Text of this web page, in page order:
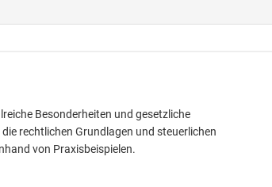
Besonderheiten und gesetzliche
rechtlichen Grundlagen und steuerlichen
von Praxisbeispielen.